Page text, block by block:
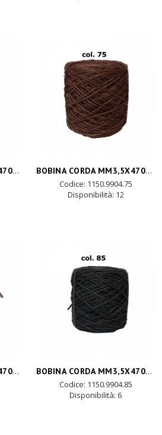
BOBINA CORDA MM3,5X470MT- naturale BOBINA CORDA MM3,5X470MT-marrone
Codice: 1150.9904.75
Disponibilità: 12
BOBINA CORDA MM3,5X470MT-grigio BOBINA CORDA MM3,5X470MT-nero
Codice: 1150.9904.85
Disponibilità: 6